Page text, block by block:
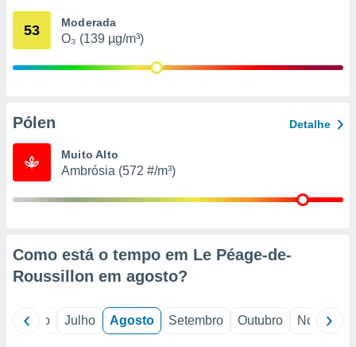
através
estudos
1199
53 Moderada
O₃ (139 µg/m³)
Pólen Detalhe
Muito Alto
Ambrósia (572 #/m³)
Como está o tempo em Le Péage-de-
Roussillon em agosto?
Junho Julho Agosto Setembro Outubro Novembro